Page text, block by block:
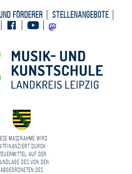
Förderer
Stellenangebote
InstagramFacebookYoutubeMastodon
Maßnahme wird
durch
auf der
des von den
Abgeordneten des